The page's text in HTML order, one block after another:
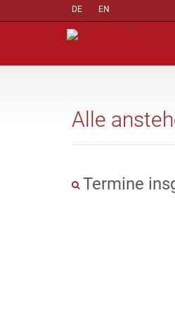
DE EN
Alle
Termine